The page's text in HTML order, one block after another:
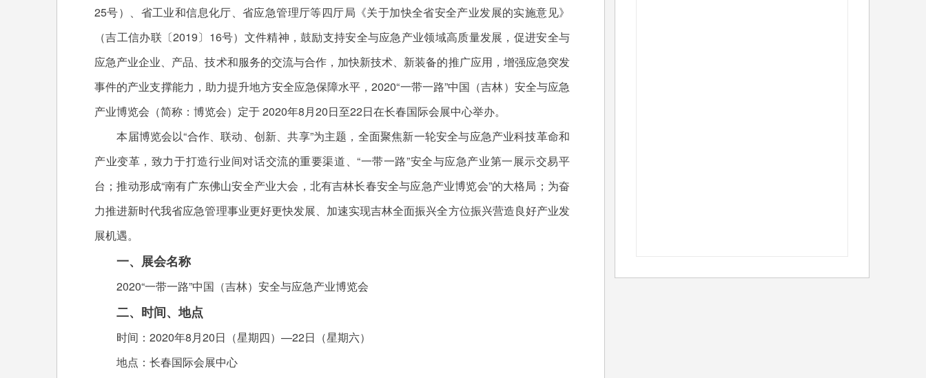
25号）、省工业和信息化厅、省应急管理厅等四厅局《关于加快全省安全产业发展的实施意见》
（吉工信办联〔2019〕16号）文件精神，鼓励支持安全与应急产业领域高质量发展，促进安全与
应急产业企业、产品、技术和服务的交流与合作，加快新技术、新装备的推广应用，增强应急突发
事件的产业支撑能力，助力提升地方安全应急保障水平，2020“一带一路”中国（吉林）安全与应急
产业博览会（简称：博览会）定于 2020年8月20日至22日在长春国际会展中心举办。
本届博览会以“合作、联动、创新、共享”为主题，全面聚焦新一轮安全与应急产业科技革命和
产业变革，致力于打造行业间对话交流的重要渠道、“一带一路”安全与应急产业第一展示交易平
台；推动形成“南有广东佛山安全产业大会，北有吉林长春安全与应急产业博览会”的大格局；为奋
力推进新时代我省应急管理事业更好更快发展、加速实现吉林全面振兴全方位振兴营造良好产业发
展机遇。
一、展会名称
2020“一带一路”中国（吉林）安全与应急产业博览会
二、时间、地点
时间：2020年8月20日（星期四）—22日（星期六）
地点：长春国际会展中心